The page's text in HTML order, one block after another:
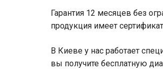
Гарантия 12 месяцев без
продукция имеет
В Киеве у нас работает
вы получите бесплатную